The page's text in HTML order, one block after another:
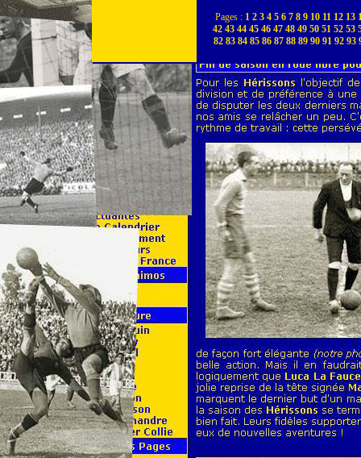
Pages : 1 2 3 4 5 6 7 8 9 10 11 12 13
42 43 44 45 46 47 48 49 50 51 52 53
82 83 84 85 86 87 88 89 90 91 92 93